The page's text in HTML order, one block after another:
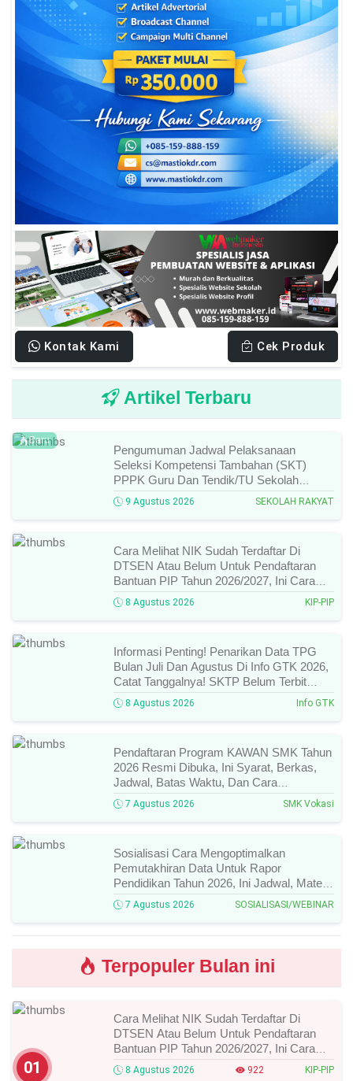
Kontak Kami Cek Produk
Artikel Terbaru
Baru
Pengumuman Jadwal Pelaksanaan
Seleksi Kompetensi Tambahan (SKT)
PPPK Guru Dan Tendik/TU Sekolah
Rakyat Di Kemensos Tahun 2026, Ini
Jadwal Dan Ketentuan Lengkapnya!
9 Agustus 2026 SEKOLAH RAKYAT
Cara Melihat NIK Sudah Terdaftar Di
DTSEN Atau Belum Untuk Pendaftaran
Bantuan PIP Tahun 2026/2027, Ini Cara
Cek Dan Syarat Perubahan Desil!
8 Agustus 2026 KIP-PIP
Informasi Penting! Penarikan Data TPG
Bulan Juli Dan Agustus Di Info GTK 2026,
Catat Tanggalnya! SKTP Belum Terbit
Januari–Juni, Ini Prosesnya!
8 Agustus 2026 Info GTK
Pendaftaran Program KAWAN SMK Tahun
2026 Resmi Dibuka, Ini Syarat, Berkas,
Jadwal, Batas Waktu, Dan Cara
Pendaftarannya!
7 Agustus 2026 SMK Vokasi
Sosialisasi Cara Mengoptimalkan
Pemutakhiran Data Untuk Rapor
Pendidikan Tahun 2026, Ini Jadwal, Materi,
Narasumber, Dan Link Mengikutinya!
7 Agustus 2026 SOSIALISASI/WEBINAR
Terpopuler Bulan ini
01
Cara Melihat NIK Sudah Terdaftar Di
DTSEN Atau Belum Untuk Pendaftaran
Bantuan PIP Tahun 2026/2027, Ini Cara
Cek Dan Syarat Perubahan Desil!
8 Agustus 2026 922 KIP-PIP